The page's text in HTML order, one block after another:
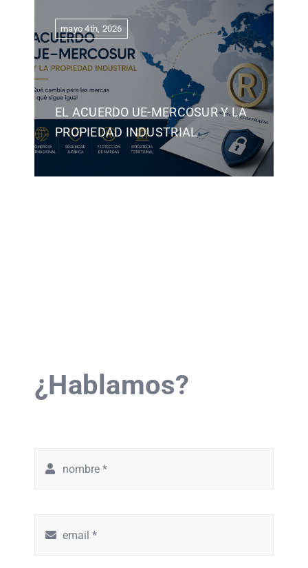
mayo 4th, 2026
EL ACUERDO UE-MERCOSUR Y LA
PROPIEDAD INDUSTRIAL
¿Hablamos?